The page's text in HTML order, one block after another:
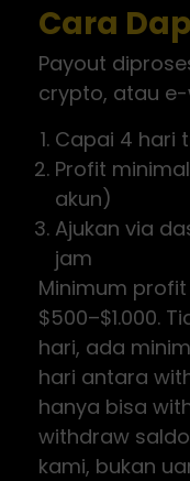
Cara
Payout
crypto, atau
Capai 4 hari
Profit
akun)
Ajukan via
jam
Minimum
$500–$1.000.
hari, ada
hari antara
hanya bisa
withdraw
kami, bukan